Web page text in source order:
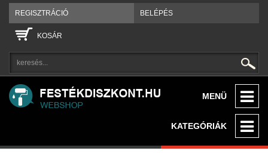
REGISZTRÁCIÓ BELÉPÉS
KOSÁR
MENÜ
KATEGÓRIÁK